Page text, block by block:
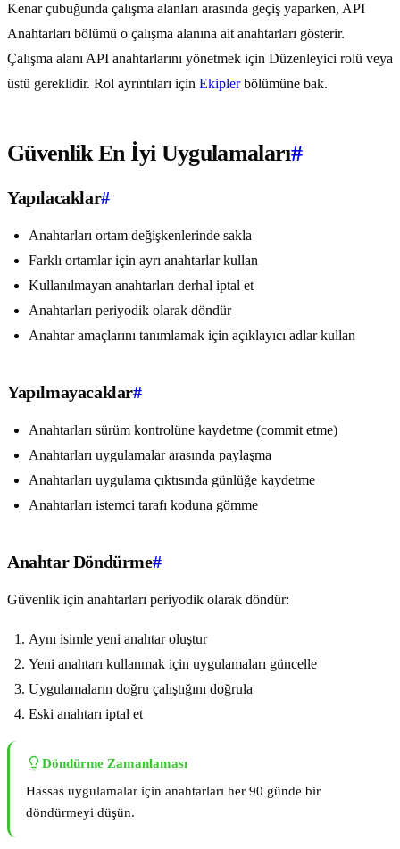
Kenar çubuğunda çalışma alanları arasında geçiş yaparken, API
Anahtarları bölümü o çalışma alanına ait anahtarları gösterir.
Çalışma alanı API anahtarlarını yönetmek için Düzenleyici rolü veya
üstü gereklidir. Rol ayrıntıları için Ekiplerbölümüne bak.
Güvenlik En İyi Uygulamaları#
Yapılacaklar#
Anahtarları ortam değişkenlerinde sakla
Farklı ortamlar için ayrı anahtarlar kullan
Kullanılmayan anahtarları derhal iptal et
Anahtarları periyodik olarak döndür
Anahtar amaçlarını tanımlamak için açıklayıcı adlar kullan
Yapılmayacaklar#
Anahtarları sürüm kontrolüne kaydetme (commit etme)
Anahtarları uygulamalar arasında paylaşma
Anahtarları uygulama çıktısında günlüğe kaydetme
Anahtarları istemci tarafı koduna gömme
Anahtar Döndürme#
Güvenlik için anahtarları periyodik olarak döndür:
Aynı isimle yeni anahtar oluştur
Yeni anahtarı kullanmak için uygulamaları güncelle
Uygulamaların doğru çalıştığını doğrula
Eski anahtarı iptal et
Döndürme Zamanlaması
Hassas uygulamalar için anahtarları her 90 günde bir
döndürmeyi düşün.